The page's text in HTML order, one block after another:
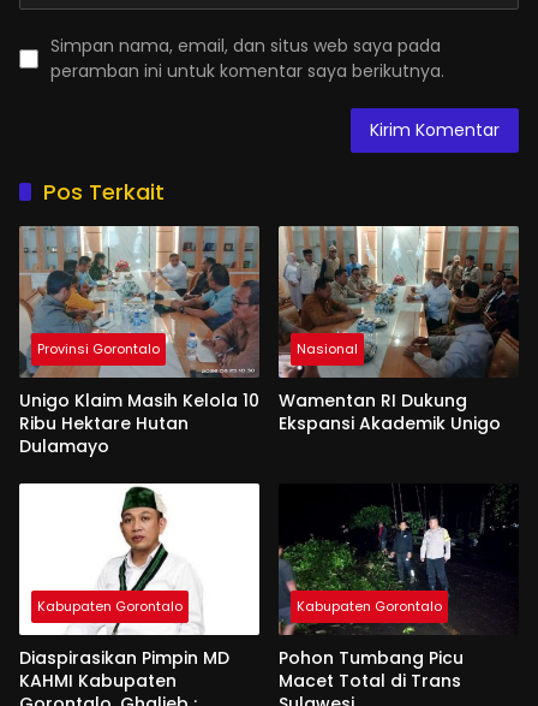
Simpan nama, email, dan situs web saya pada
peramban ini untuk komentar saya berikutnya.
Pos Terkait
Provinsi Gorontalo
Unigo Klaim Masih Kelola 10
Ribu Hektare Hutan
Dulamayo
Nasional
Wamentan RI Dukung
Ekspansi Akademik Unigo
Kabupaten Gorontalo
Diaspirasikan Pimpin MD
KAHMI Kabupaten
Kabupaten Gorontalo
Pohon Tumbang Picu
Macet Total di Trans